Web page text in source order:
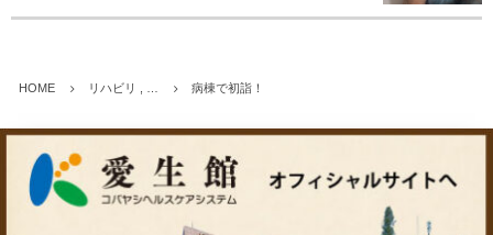
HOME リハビリ , … 病棟で初詣！